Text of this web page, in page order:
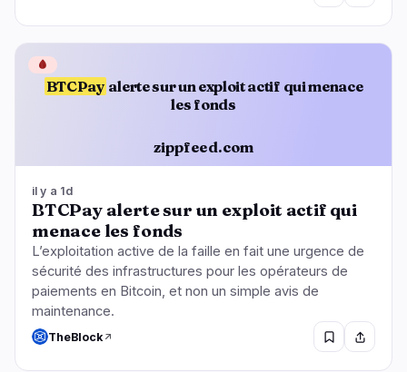
BTCPay alerte sur un exploit actif qui menace
les fonds
zippfeed.com
🩸
il y a 1d
BTCPay alerte sur un exploit actif qui
menace les fonds
L’exploitation active de la faille en fait une urgence de
sécurité des infrastructures pour les opérateurs de
paiements en Bitcoin, et non un simple avis de
maintenance.
TheBlock